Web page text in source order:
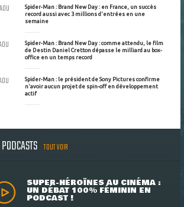
Spider-Man : Brand New Day : en France, un succès
record aussi avec 3 millions d'entrées en une
semaine
Spider-Man : Brand New Day : comme attendu, le film
de Destin Daniel Cretton dépasse le milliard au box-
office en un temps record
Spider-Man : le président de Sony Pictures confirme
n'avoir aucun projet de spin-off en développement
actif
TOUT VOIR
SUPER-HÉROÏNES AU CINÉMA :
UN DÉBAT 100% FÉMININ EN
PODCAST !